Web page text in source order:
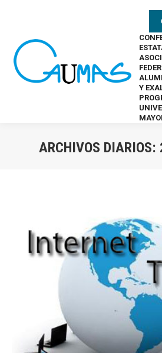
Y
ARCHIVOS DIARIOS: